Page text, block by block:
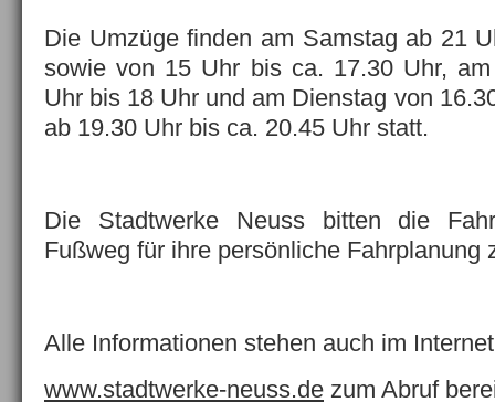
Die Umzüge finden am Samstag ab 21
sowie von 15 Uhr bis ca. 17.30 Uhr,
Uhr bis 18 Uhr und am Dienstag von
ab 19.30 Uhr bis ca. 20.45 Uhr statt.
Die Stadtwerke Neuss bitten die
Fußweg für ihre persönliche Fahrplanung
Alle Informationen stehen auch im
www.stadtwerke-neuss.de zum Abruf